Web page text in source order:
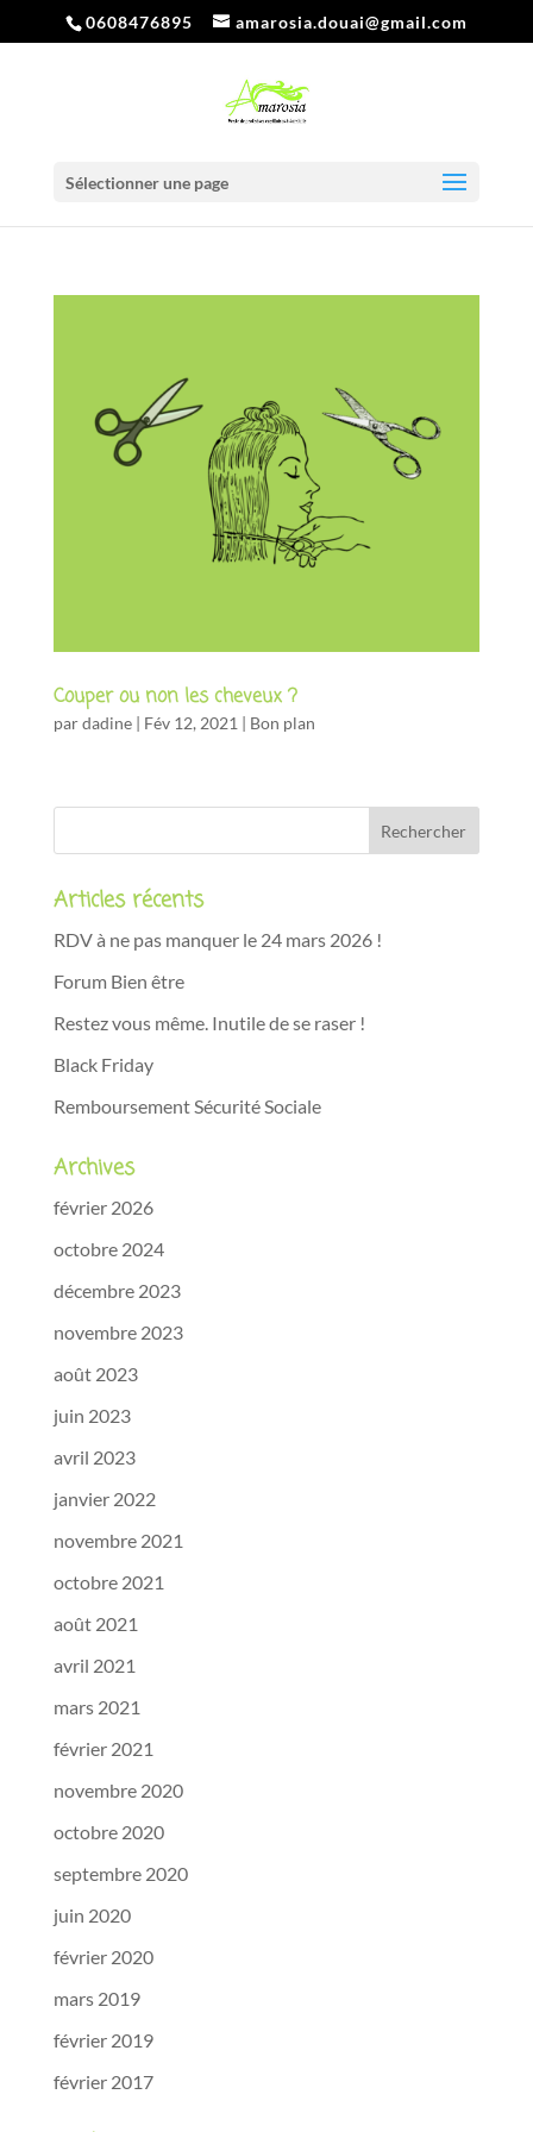
0608476895 amarosia.douai@gmail.com
Sélectionner une page
Couper ou non les cheveux ?
pardadine| Fév 12, 2021 | Bon plan
Articles récents
RDV à ne pas manquer le 24 mars 2026 !
Forum Bien être
Restez vous même. Inutile de se raser !
Black Friday
Remboursement Sécurité Sociale
Archives
février 2026
octobre 2024
décembre 2023
novembre 2023
août 2023
juin 2023
avril 2023
janvier 2022
novembre 2021
octobre 2021
août 2021
avril 2021
mars 2021
février 2021
novembre 2020
octobre 2020
septembre 2020
juin 2020
février 2020
mars 2019
février 2019
février 2017